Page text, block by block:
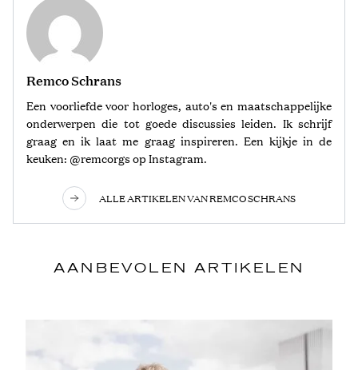
Remco Schrans
Een voorliefde voor horloges, auto's en maatschappelijke
onderwerpen die tot goede discussies leiden. Ik schrijf
graag en ik laat me graag inspireren. Een kijkje in de
keuken: @remcorgs op Instagram.
ALLE ARTIKELEN VAN REMCO SCHRANS
AANBEVOLEN ARTIKELEN